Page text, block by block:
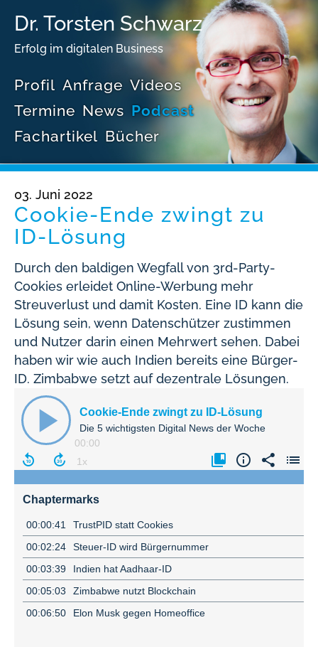
Dr. Torsten Schwarz
Erfolg im digitalen Business
Profil Anfrage Videos
Termine News Podcast
Fachartikel Bücher
03. Juni 2022
Cookie-Ende zwingt zu
ID-Lösung
Durch den baldigen Wegfall von 3rd-Party-
Cookies erleidet Online-Werbung mehr
Streuverlust und damit Kosten. Eine ID kann die
Lösung sein, wenn Datenschützer zustimmen
und Nutzer darin einen Mehrwert sehen. Dabei
haben wir wie auch Indien bereits eine Bürger-
ID. Zimbabwe setzt auf dezentrale Lösungen.